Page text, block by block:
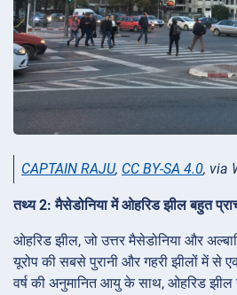
CAPTAIN RAJU, CC BY-SA 4.0, via
तथ्य 2: मैसेडोनिया में ओहरिड झील बहुत
ओहरिड झील, जो उत्तर मैसेडोनिया और
यूरोप की सबसे पुरानी और गहरी झीलों में से
वर्ष की अनुमानित आयु के साथ, ओहरिड